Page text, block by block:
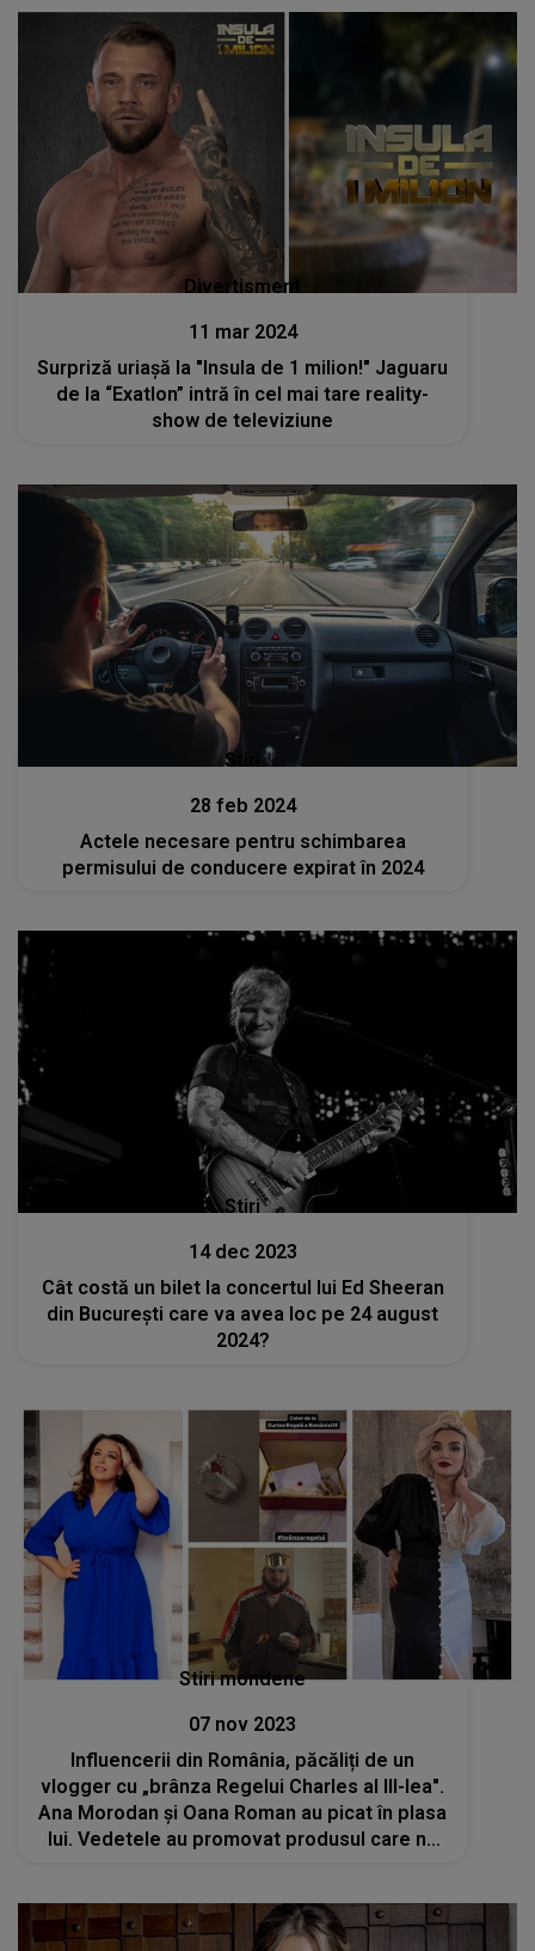
Divertisment
11 mar 2024
Surpriză uriașă la "Insula de 1 milion!" Jaguaru
de la “Exatlon” intră în cel mai tare reality-
show de televiziune
Stiri
28 feb 2024
Actele necesare pentru schimbarea
permisului de conducere expirat în 2024
Stiri
14 dec 2023
Cât costă un bilet la concertul lui Ed Sheeran
din București care va avea loc pe 24 august
2024?
Stiri mondene
07 nov 2023
Influencerii din România, păcăliți de un
vlogger cu „brânza Regelui Charles al III-lea".
Ana Morodan și Oana Roman au picat în plasa
lui. Vedetele au promovat produsul care nu